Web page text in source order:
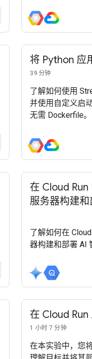
将 Python 应
39 分钟
了解如何使用
并使用自定义启
无需 Dockerfile。
在 Cloud
服务器构建
了解如何在
器构建和部署 AI
在 Cloud
1 小时 7 分钟
在本实验中，您